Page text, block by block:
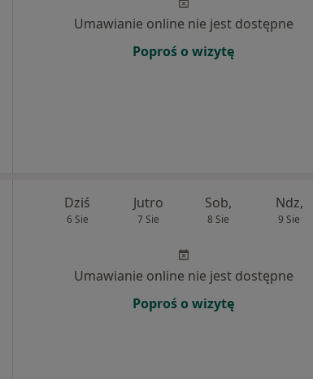
Umawianie online nie jest dostępne
Poproś o wizytę
Dziś
6 Sie
Jutro
7 Sie
Sob,
8 Sie
Ndz,
9 Sie
Umawianie online nie jest dostępne
Poproś o wizytę